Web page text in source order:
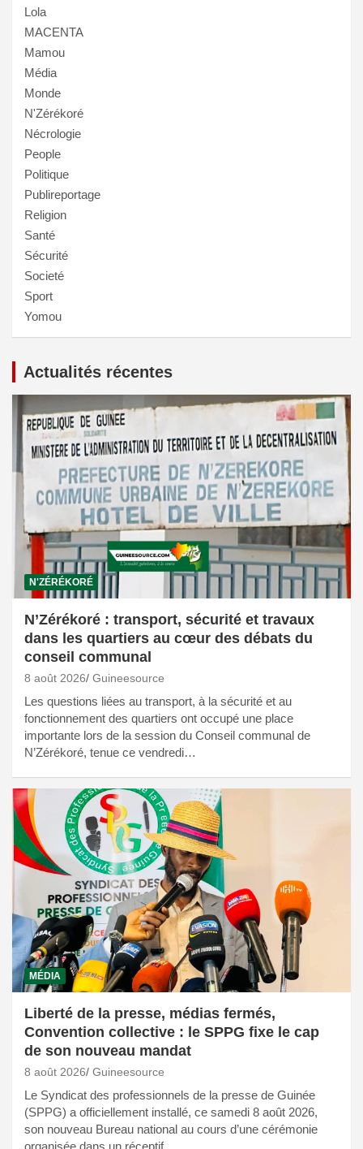
Lola
MACENTA
Mamou
Média
Monde
N'Zérékoré
Nécrologie
People
Politique
Publireportage
Religion
Santé
Sécurité
Societé
Sport
Yomou
Actualités récentes
N'ZÉRÉKORÉ
N’Zérékoré : transport, sécurité et travaux
dans les quartiers au cœur des débats du
conseil communal
8 août 2026 Guineesource
Les questions liées au transport, à la sécurité et au
fonctionnement des quartiers ont occupé une place
importante lors de la session du Conseil communal de
N’Zérékoré, tenue ce vendredi…
MÉDIA
Liberté de la presse, médias fermés,
Convention collective : le SPPG fixe le cap
de son nouveau mandat
8 août 2026 Guineesource
Le Syndicat des professionnels de la presse de Guinée
(SPPG) a officiellement installé, ce samedi 8 août 2026,
son nouveau Bureau national au cours d’une cérémonie
organisée dans un réceptif…